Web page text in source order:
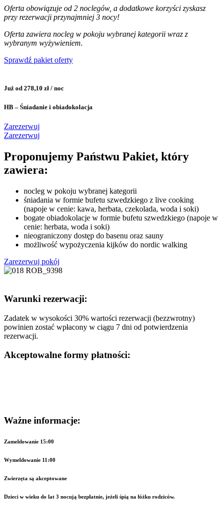
Oferta obowiązuje od 2 noclegów, a dodatkowe korzyści zyskasz
przy rezerwacji przynajmniej 3 nocy!
Oferta zawiera nocleg w pokoju wybranej kategorii wraz z
wybranym wyżywieniem.
Sprawdź pakiet oferty
Już od 278,10 zł / noc
HB – Śniadanie i obiadokolacja
Zarezerwuj
Zarezerwuj
Proponujemy Państwu Pakiet, który
zawiera:
nocleg w pokoju wybranej kategorii
śniadania w formie bufetu szwedzkiego z live cooking
(napoje w cenie: kawa, herbata, czekolada, woda i soki)
bogate obiadokolacje w formie bufetu szwedzkiego (napoje w
cenie: herbata, woda i soki)
nieograniczony dostęp do basenu oraz sauny
możliwość wypożyczenia kijków do nordic walking
Zarezerwuj pokój
Warunki rezerwacji:
Zadatek w wysokości 30% wartości rezerwacji (bezzwrotny)
powinien zostać wpłacony w ciągu 7 dni od potwierdzenia
rezerwacji.
Akceptowalne formy płatności:
Ważne informacje:
Zameldowanie 15:00
Wymeldowanie 11:00
Zwierzęta są akceptowane
Dzieci w wieku do lat 3 nocują bezpłatnie, jeżeli śpią na łóżku rodziców.